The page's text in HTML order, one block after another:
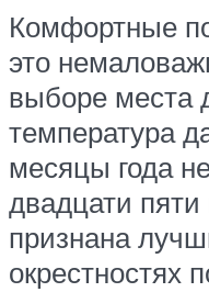
Комфортные
это
выборе места
температура
месяцы года
двадцати
признана
окрестностях